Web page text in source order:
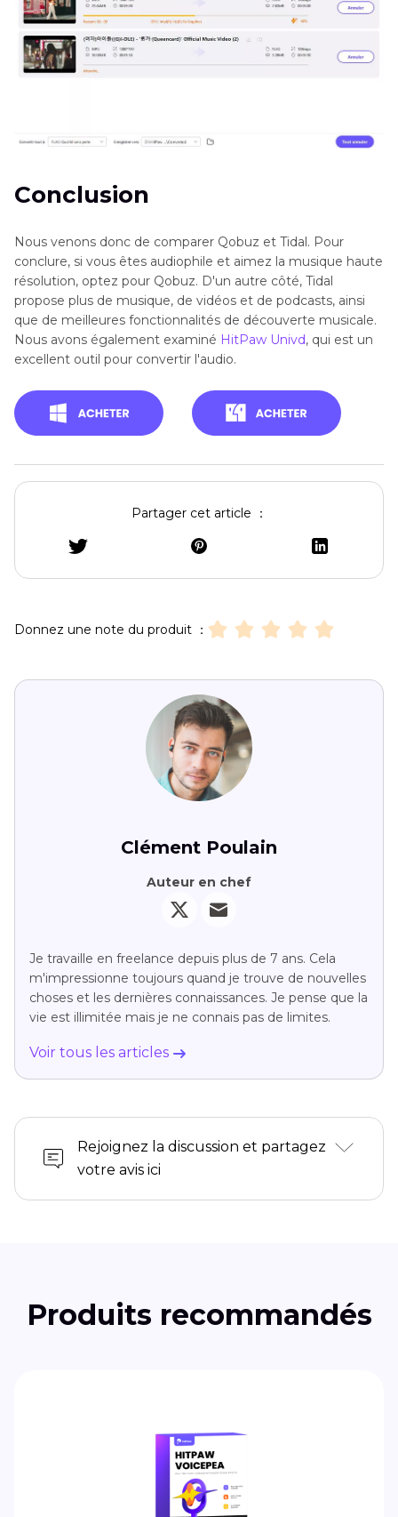
Conclusion
Nous venons donc de comparer Qobuz et Tidal. Pour
conclure, si vous êtes audiophile et aimez la musique haute
résolution, optez pour Qobuz. D'un autre côté, Tidal
propose plus de musique, de vidéos et de podcasts, ainsi
que de meilleures fonctionnalités de découverte musicale.
Nous avons également examiné HitPaw Univd, qui est un
excellent outil pour convertir l'audio.
Partager cet article ：
Donnez une note du produit ：
Clément Poulain
Auteur en chef
Je travaille en freelance depuis plus de 7 ans. Cela
m'impressionne toujours quand je trouve de nouvelles
choses et les dernières connaissances. Je pense que la
vie est illimitée mais je ne connais pas de limites.
Voir tous les articles
Rejoignez la discussion et partagez
votre avis ici
Produits recommandés